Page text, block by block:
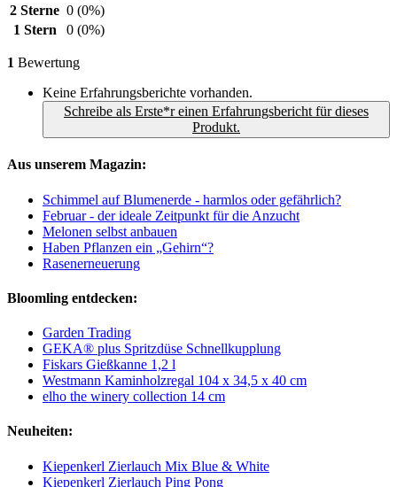
2 Sterne 0 (0%)
1 Stern
0 (0%)
1 Bewertung
Keine Erfahrungsberichte vorhanden.
Schreibe als Erste*r einen Erfahrungsbericht für dieses
Produkt.
Aus unserem Magazin:
Schimmel auf Blumenerde - harmlos oder gefährlich?
Februar - der ideale Zeitpunkt für die Anzucht
Melonen selbst anbauen
Haben Pflanzen ein „Gehirn“?
Rasenerneuerung
Bloomling entdecken:
Garden Trading
GEKA® plus Spritzdüse Schnellkupplung
Fiskars Gießkanne 1,2 l
Westmann Kaminholzregal 104 x 34,5 x 40 cm
elho the winery collection 14 cm
Neuheiten:
Kiepenkerl Zierlauch Mix Blue & White
Kiepenkerl Zierlauch Ping Pong